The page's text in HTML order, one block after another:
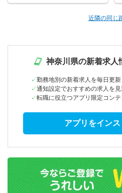
近隣の同じ
神奈川県の新着求人
勤務地別の新着求人を毎日更新
通知設定でおすすめの求人を
転職に役立つアプリ限定コン
アプリをイン